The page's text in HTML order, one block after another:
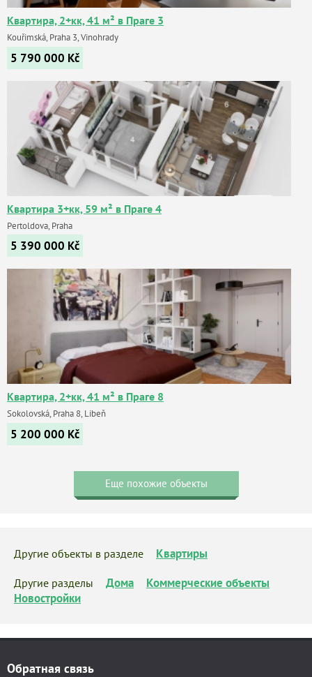
Квартира, 2+кк, 41 м² в Праге 3
Kouřimská, Praha 3, Vinohrady
5 790 000 Kč
Квартира 3+кк, 59 м² в Праге 4
Pertoldova, Praha
5 390 000 Kč
Квартира, 2+кк, 41 м² в Праге 8
Sokolovská, Praha 8, Libeň
5 200 000 Kč
Еще похожие объекты
Другие объекты в разделе Квартиры
Другие разделы Дома
Коммерческие объекты
Новостройки
Обратная связь